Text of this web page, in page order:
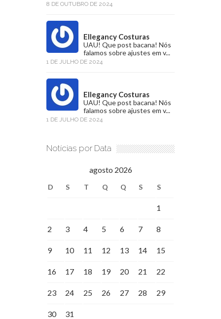
8 DE OUTUBRO DE 2024
Ellegancy Costuras
UAU! Que post bacana! Nós
falamos sobre ajustes em v...
1 DE JULHO DE 2024
Ellegancy Costuras
UAU! Que post bacana! Nós
falamos sobre ajustes em v...
1 DE JULHO DE 2024
Notícias por Data
agosto 2026
D S T Q Q S S
1
2 3 4 5 6 7 8
9 10 11 12 13 14 15
16 17 18 19 20 21 22
23 24 25 26 27 28 29
30 31